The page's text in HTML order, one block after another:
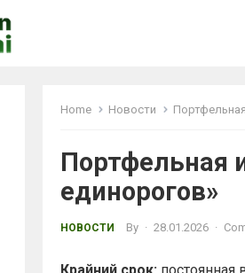
Home Новости
Портфельная
единорогов»
НОВОСТИ By · 28.01.2026 ·